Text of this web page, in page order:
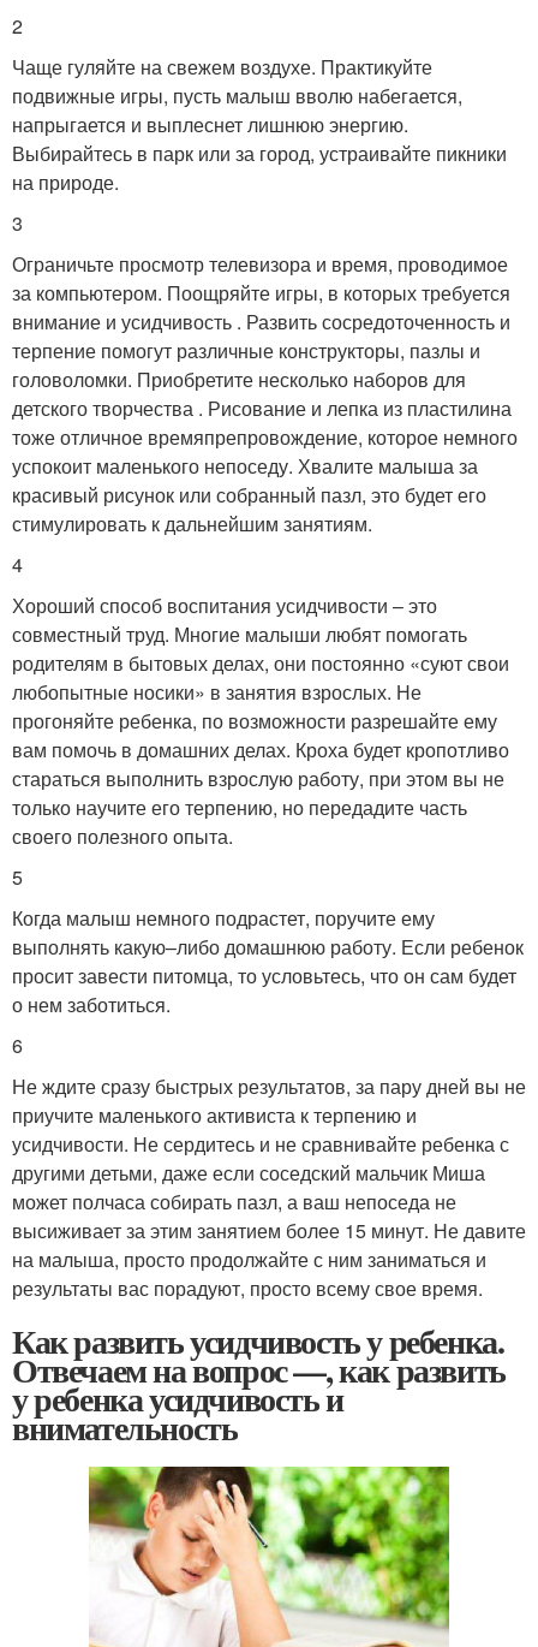
2
Чаще гуляйте на свежем воздухе. Практикуйте
подвижные игры, пусть малыш вволю набегается,
напрыгается и выплеснет лишнюю энергию.
Выбирайтесь в парк или за город, устраивайте пикники
на природе.
3
Ограничьте просмотр телевизора и время, проводимое
за компьютером. Поощряйте игры, в которых требуется
внимание и усидчивость . Развить сосредоточенность и
терпение помогут различные конструкторы, пазлы и
головоломки. Приобретите несколько наборов для
детского творчества . Рисование и лепка из пластилина
тоже отличное времяпрепровождение, которое немного
успокоит маленького непоседу. Хвалите малыша за
красивый рисунок или собранный пазл, это будет его
стимулировать к дальнейшим занятиям.
4
Хороший способ воспитания усидчивости – это
совместный труд. Многие малыши любят помогать
родителям в бытовых делах, они постоянно «суют свои
любопытные носики» в занятия взрослых. Не
прогоняйте ребенка, по возможности разрешайте ему
вам помочь в домашних делах. Кроха будет кропотливо
стараться выполнить взрослую работу, при этом вы не
только научите его терпению, но передадите часть
своего полезного опыта.
5
Когда малыш немного подрастет, поручите ему
выполнять какую–либо домашнюю работу. Если ребенок
просит завести питомца, то условьтесь, что он сам будет
о нем заботиться.
6
Не ждите сразу быстрых результатов, за пару дней вы не
приучите маленького активиста к терпению и
усидчивости. Не сердитесь и не сравнивайте ребенка с
другими детьми, даже если соседский мальчик Миша
может полчаса собирать пазл, а ваш непоседа не
высиживает за этим занятием более 15 минут. Не давите
на малыша, просто продолжайте с ним заниматься и
результаты вас порадуют, просто всему свое время.
Как развить усидчивость у ребенка.
Отвечаем на вопрос —, как развить
у ребенка усидчивость и
внимательность